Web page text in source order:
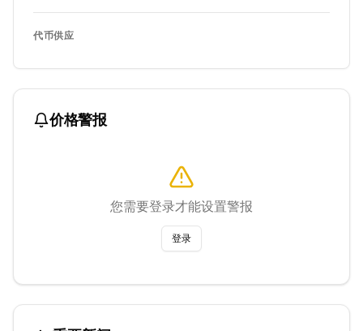
代币供应
价格警报
您需要登录才能设置警报
登录